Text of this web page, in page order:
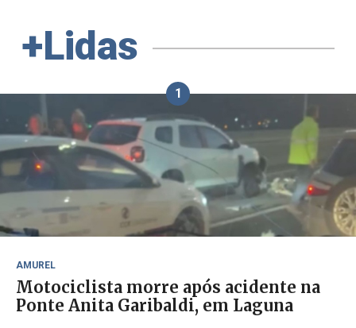
+Lidas
1
AMUREL
Motociclista morre após acidente na
Ponte Anita Garibaldi, em Laguna